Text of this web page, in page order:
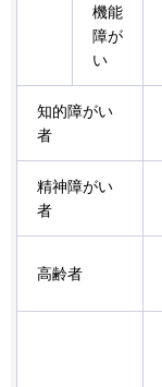
機能
障が
い
知的障がい
者
精神障がい
者
高齢者